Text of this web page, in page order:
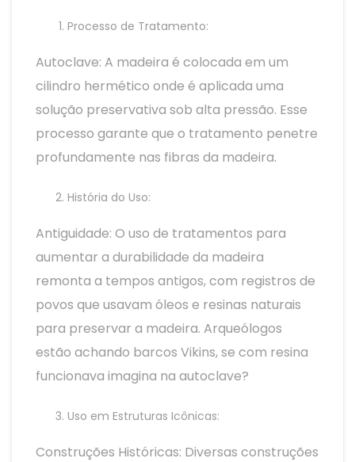
Processo de Tratamento:
Autoclave: A madeira é colocada em um
cilindro hermético onde é aplicada uma
solução preservativa sob alta pressão. Esse
processo garante que o tratamento penetre
profundamente nas fibras da madeira.
História do Uso:
Antiguidade: O uso de tratamentos para
aumentar a durabilidade da madeira
remonta a tempos antigos, com registros de
povos que usavam óleos e resinas naturais
para preservar a madeira. Arqueólogos
estão achando barcos Vikins, se com resina
funcionava imagina na autoclave?
Uso em Estruturas Icônicas:
Construções Históricas: Diversas construções